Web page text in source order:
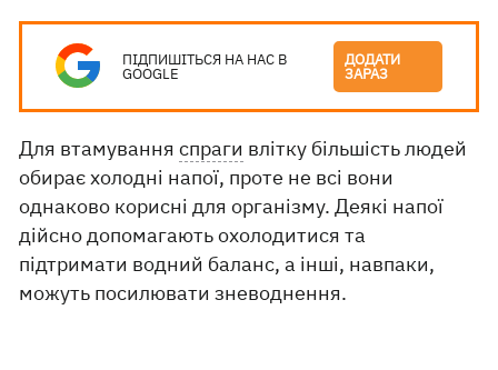
ПІДПИШІТЬСЯ НА НАС В
GOOGLE
ДОДАТИ
ЗАРАЗ
Для втамуванняспраги влітку більшість людей
обирає холодні напої, проте не всі вони
однаково корисні для організму. Деякі напої
дійсно допомагають охолодитися та
підтримати водний баланс, а інші, навпаки,
можуть посилювати зневоднення.